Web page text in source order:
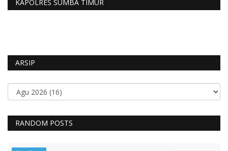
KAPOLRES SUMBA TIMUR
ARSIP
RANDOM POSTS